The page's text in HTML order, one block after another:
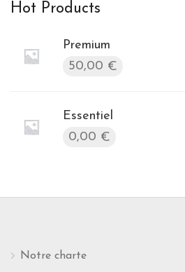
Hot Products
Premium
50,00 €
Essentiel
0,00 €
Notre charte